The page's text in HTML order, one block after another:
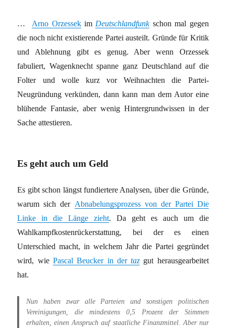
… Arno Orzessekim Deutschlandfunk schon mal gegen
die noch nicht existierende Partei austeilt. Gründe für Kritik
und Ablehnung gibt es genug. Aber wenn Orzessek
fabuliert, Wagenknecht spanne ganz Deutschland auf die
Folter und wolle kurz vor Weihnachten die Partei-
Neugründung verkünden, dann kann man dem Autor eine
blühende Fantasie, aber wenig Hintergrundwissen in der
Sache attestieren.
Es geht auch um Geld
Es gibt schon längst fundiertere Analysen, über die Gründe,
warum sich der Abnabelungsprozess von der Partei Die
Linke in die Länge zieht. Da geht es auch um die
Wahlkampfkostenrückerstattung, bei der es einen
Unterschied macht, in welchem Jahr die Partei gegründet
wird, wie Pascal Beucker in dertaz gut herausgearbeitet
hat.
Nun haben zwar alle Parteien und sonstigen politischen
Vereinigungen, die mindestens 0,5 Prozent der Stimmen
erhalten, einen Anspruch auf staatliche Finanzmittel. Aber nur